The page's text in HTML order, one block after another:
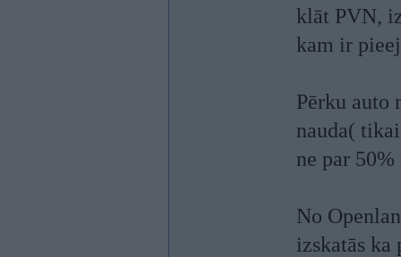
klāt PVN,
kam ir
Pērku auto
nauda(
ne par
No
izskatās ka